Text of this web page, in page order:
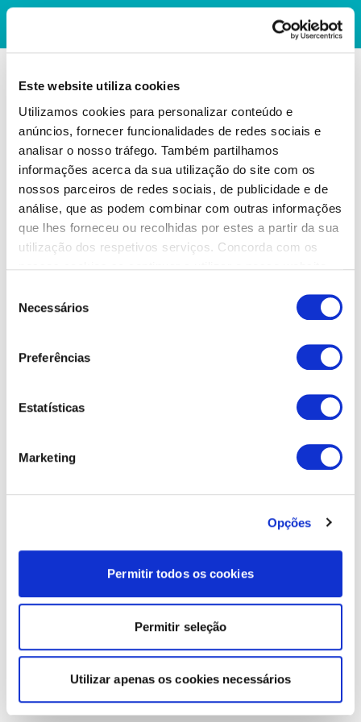
Este website utiliza cookies
Utilizamos cookies para personalizar conteúdo e
anúncios, fornecer funcionalidades de redes sociais e
analisar o nosso tráfego. Também partilhamos
informações acerca da sua utilização do site com os
nossos parceiros de redes sociais, de publicidade e de
análise, que as podem combinar com outras informações
que lhes forneceu ou recolhidas por estes a partir da sua
utilização dos respetivos serviços. Concorda com os
Necessários
Preferências
Estatísticas
Marketing
Opções
Permitir todos os cookies
Permitir seleção
Utilizar apenas os cookies necessários